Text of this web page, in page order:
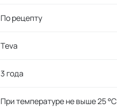
По рецепту
Teva
3 года
При температуре не выше 25 °C